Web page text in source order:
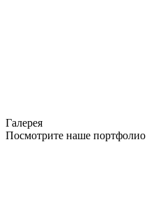
Галерея
Посмотрите наше портфолио